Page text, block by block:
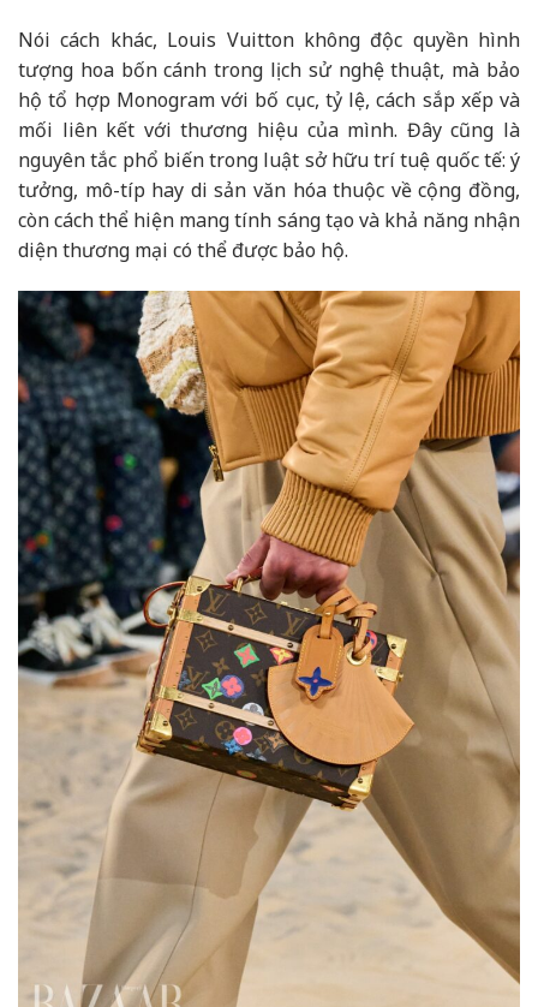
Nói cách khác, Louis Vuitton không độc quyền hình
tượng hoa bốn cánh trong lịch sử nghệ thuật, mà bảo
hộ tổ hợp Monogram với bố cục, tỷ lệ, cách sắp xếp và
mối liên kết với thương hiệu của mình. Đây cũng là
nguyên tắc phổ biến trong luật sở hữu trí tuệ quốc tế: ý
tưởng, mô-típ hay di sản văn hóa thuộc về cộng đồng,
còn cách thể hiện mang tính sáng tạo và khả năng nhận
diện thương mại có thể được bảo hộ.